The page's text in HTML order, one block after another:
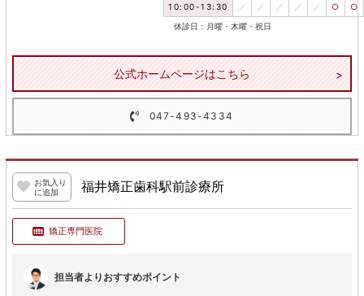
10:00-13:30 ／ ／ ／ ／ ／ ○ ○
休診日：月曜・木曜・祝日
公式ホームページはこちら
047-493-4334
お気入り
に追加
福井矯正歯科駅前診療所
矯正専門医院
担当者よりおすすめポイント